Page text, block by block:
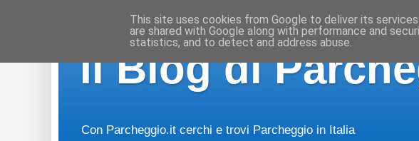
Il Blog di
Con Parcheggio.it cerchi e trovi Parcheggio in Italia
This site uses cookies from Google to deliver its
are shared with Google along with performance and
statistics, and to detect and address abuse.